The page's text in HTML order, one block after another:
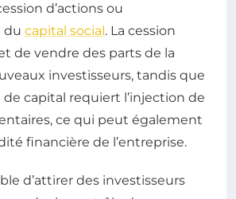
d’actions ou
du capital social . La cession
de vendre des parts de la
investisseurs, tandis que
de capital requiert l’injection de
ce qui peut également
financière de l’entreprise.
d’attirer des investisseurs